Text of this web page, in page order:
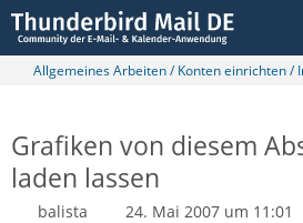
Allgemeines Arbeiten / Konten einrichten /
Grafiken von diesem
laden lassen
balista 24. Mai 2007 um 11:01